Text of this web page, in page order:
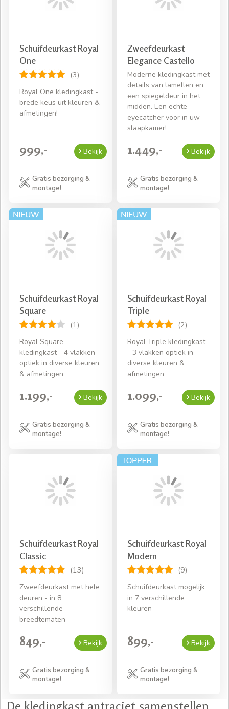
Schuifdeurkast Royal
One
(3)
Royal One kledingkast -
brede keus uit kleuren &
afmetingen!
999,- Bekijk
Gratis bezorging &
montage!
Zweefdeurkast
Elegance Castello
Moderne kledingkast met
details van lamellen en
een spiegeldeur in het
midden. Een echte
eyecatcher voor in uw
slaapkamer!
1.449,- Bekijk
Gratis bezorging &
montage!
Schuifdeurkast Royal
Square
(1)
Royal Square
kledingkast - 4 vlakken
optiek in diverse kleuren
& afmetingen
1.199,- Bekijk
Gratis bezorging &
montage!
Schuifdeurkast Royal
Triple
(2)
Royal Triple kledingkast
- 3 vlakken optiek in
diverse kleuren &
afmetingen
1.099,- Bekijk
Gratis bezorging &
montage!
Schuifdeurkast Royal
Classic
(13)
Zweefdeurkast met hele
deuren - in 8
verschillende
breedtematen
849,- Bekijk
Gratis bezorging &
montage!
Schuifdeurkast Royal
Modern
(9)
Schuifdeurkast mogelijk
in 7 verschillende
kleuren
899,- Bekijk
Gratis bezorging &
montage!